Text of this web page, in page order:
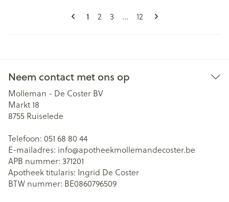
Pagina's
U lees momenteel pagina
1 Pagina
2 Pagina
3 ... Pagina
12
Neem contact met ons op
Molleman - De Coster BV
Markt 18
8755 Ruiselede
Telefoon: 051 68 80 44
E-mailadres: info@apotheekmollemandecoster.be
APB nummer: 371201
Apotheek titularis: Ingrid De Coster
BTW nummer: BE0860796509